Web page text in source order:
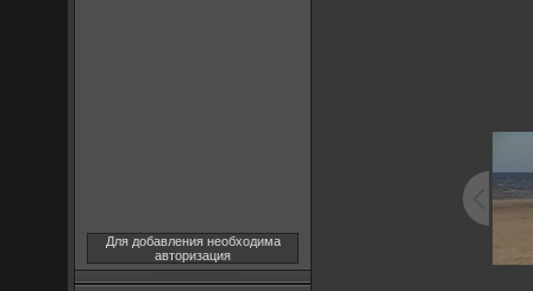
Для добавления необходима
авторизация